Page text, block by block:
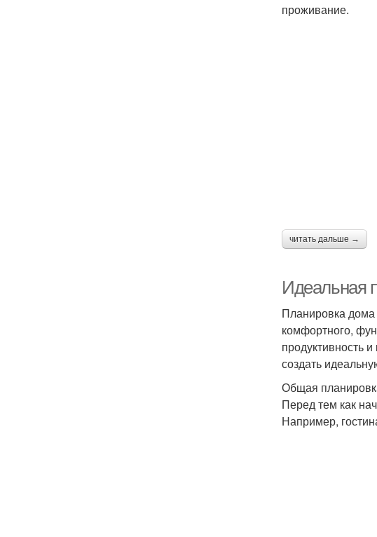
проживание.
читать дальше →
Идеальная
Планировка дома
комфортного,
продуктивность
создать
Общая
Перед тем как
Например,